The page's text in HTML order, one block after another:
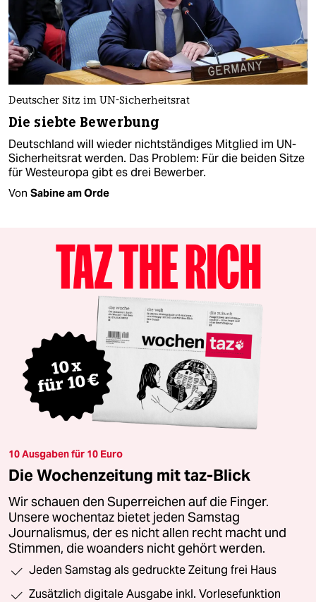
Deutscher Sitz im UN-Sicherheitsrat
Die siebte Bewerbung
Deutschland will wieder nichtständiges Mitglied im UN-
Sicherheitsrat werden. Das Problem: Für die beiden Sitze
für Westeuropa gibt es drei Bewerber.
Von Sabine am Orde
10 Ausgaben für 10 Euro
Die Wochenzeitung mit taz-Blick
Wir schauen den Superreichen auf die Finger.
Unsere wochentaz bietet jeden Samstag
Journalismus, der es nicht allen recht macht und
Stimmen, die woanders nicht gehört werden.
Jeden Samstag als gedruckte Zeitung frei Haus
Zusätzlich digitale Ausgabe inkl. Vorlesefunktion